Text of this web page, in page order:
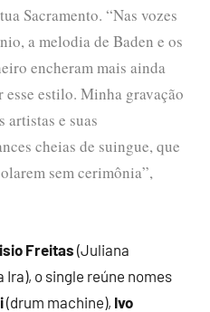
Sacramento. “Nas vozes
a melodia de Baden e os
encheram mais ainda
estilo. Minha gravação
artistas e suas
cheias de suingue, que
sem cerimônia”,
Freitas(Juliana
o single reúne nomes
(drum machine), Ivo